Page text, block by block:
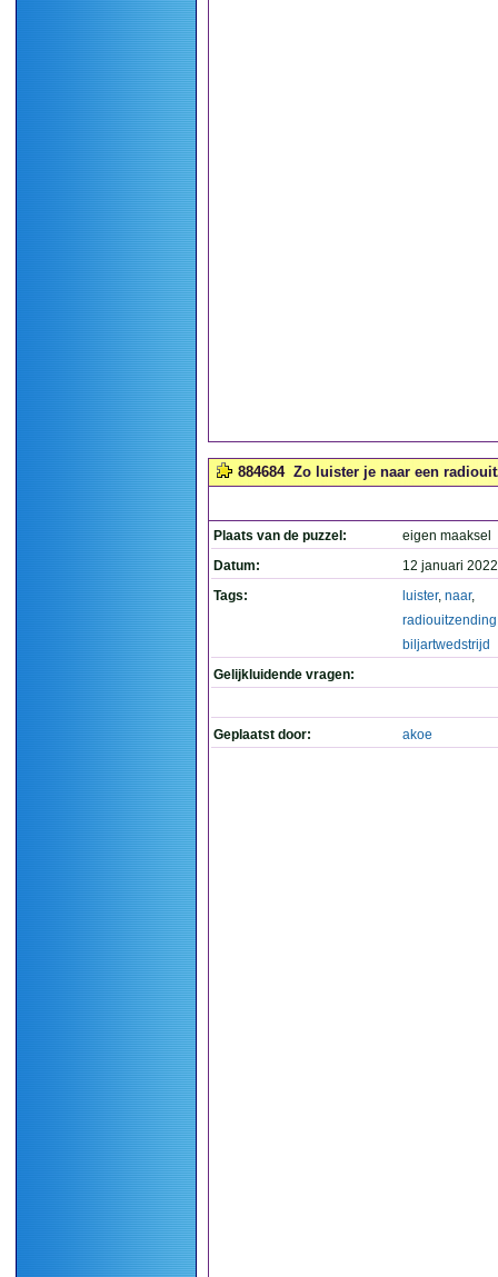
884684 Zo luister je naar een
Plaats van de puzzel:
eigen maaksel
Datum:
12 januari
Tags:
luister, naar,
radiouitzending
biljartwedstrijd
Gelijkluidende vragen:
Geplaatst door: akoe